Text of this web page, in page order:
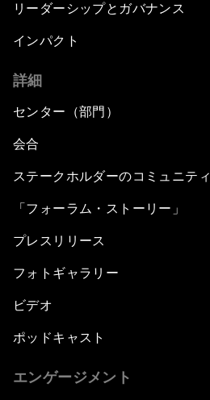
リーダーシップとガバナンス
インパクト
詳細
センター（部門）
会合
ステークホルダーのコミュニティ
「フォーラム・ストーリー」
プレスリリース
フォトギャラリー
ビデオ
ポッドキャスト
エンゲージメント